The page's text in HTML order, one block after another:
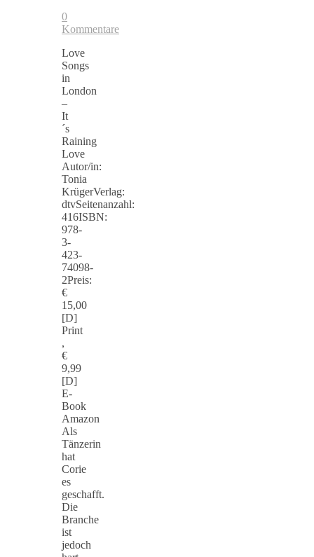
0
Kommentare
Love
Songs
in
London
–
It
´s
Raining
Love
Autor/in:
Tonia
KrügerVerlag:
dtvSeitenanzahl:
416ISBN:
978-
3-
423-
74098-
2Preis:
€
15,00
[D]
Print
,
€
9,99
[D]
E-
Book
Amazon
Als
Tänzerin
hat
Corie
es
geschafft.
Die
Branche
ist
jedoch